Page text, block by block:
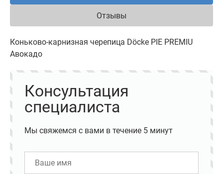
Отзывы
Коньково-карнизная черепица Döcke PIE PREMIU
Авокадо
Консультация
специалиста
Мы свяжемся с вами в течение 5 минут